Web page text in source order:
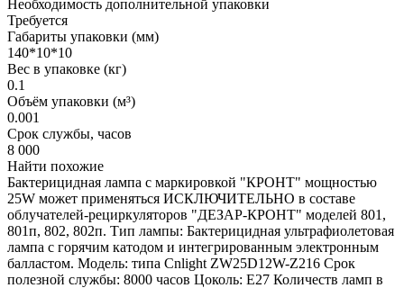
Необходимость дополнительной упаковки
Требуется
Габариты упаковки (мм)
140*10*10
Вес в упаковке (кг)
0.1
Объём упаковки (м³)
0.001
Срок службы, часов
8 000
Найти похожие
Бактерицидная лампа с маркировкой "КРОНТ" мощностью
25W может применяться ИСКЛЮЧИТЕЛЬНО в составе
облучателей-рециркуляторов "ДЕЗАР-КРОНТ" моделей 801,
801п, 802, 802п. Тип лампы: Бактерицидная ультрафиолетовая
лампа с горячим катодом и интегрированным электронным
балластом. Модель: типа Cnlight ZW25D12W-Z216 Срок
полезной службы: 8000 часов Цоколь: Е27 Количеств ламп в